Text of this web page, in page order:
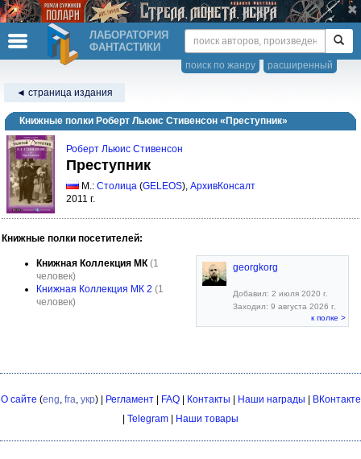
ЛАБОРАТОРИЯ
ФАНТАСТИКИ
расширенный
поиск по жанру
◄ страница издания
Книжные полки Роберт Льюис Стивенсон «Преступник»
Роберт Льюис Стивенсон
Преступник
М.: Столица (GELEOS), АрхивКонсалт
2011 г.
Книжные полки посетителей:
Книжная Коллекция МК (1
человек)
Книжная Коллекция МК 2 (1
человек)
georgkorg
Добавил: 2 июля 2020 г.
Заходил: 9 августа 2026 г.
к полке >
О сайте (eng, fra, укр) | Регламент| FAQ| Контакты Наши награды
ВКонтакте
Telegram Наши товары